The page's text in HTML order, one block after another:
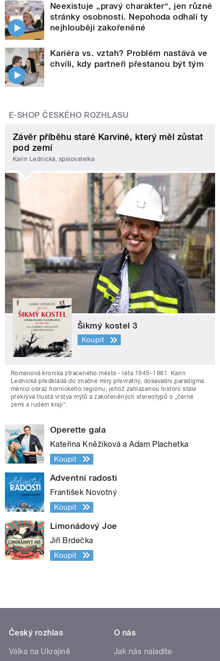
Neexistuje „pravý charakter“, jen různé
stránky osobnosti. Nepohoda odhalí ty
nejhlouběji zakořeněné
Kariéra vs. vztah? Problém nastává ve
chvíli, kdy partneři přestanou být tým
E-SHOP ČESKÉHO ROZHLASU
Závěr příběhu staré Karviné, který měl zůstat
pod zemí
Karin Lednická, spisovatelka
Šikmý kostel 3
Koupit
Románová kronika ztraceného města - léta 1945–1961. Karin
Lednická předkládá do značné míry převratný, dosavadní paradigma
měnící obraz hornického regionu, jehož zahlazenou historii stále
překrývá tlustá vrstva mýtů a zakořeněných stereotypů o „černé
zemi a rudém kraji“.
Operette gala
Kateřina Kněžíková a Adam Plachetka
Koupit
Adventní radosti
František Novotný
Koupit
Limonádový Joe
Jiří Brdečka
Koupit
Český rozhlas
Válka na Ukrajině
O nás
Jak nás naladíte